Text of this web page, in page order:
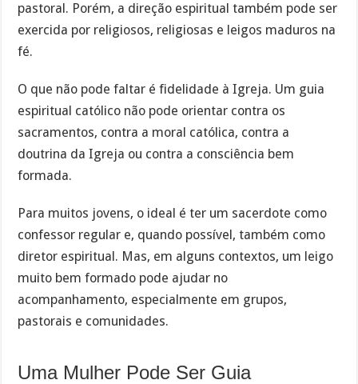
pastoral. Porém, a direção espiritual também pode ser
exercida por religiosos, religiosas e leigos maduros na
fé.
O que não pode faltar é fidelidade à Igreja. Um guia
espiritual católico não pode orientar contra os
sacramentos, contra a moral católica, contra a
doutrina da Igreja ou contra a consciência bem
formada.
Para muitos jovens, o ideal é ter um sacerdote como
confessor regular e, quando possível, também como
diretor espiritual. Mas, em alguns contextos, um leigo
muito bem formado pode ajudar no
acompanhamento, especialmente em grupos,
pastorais e comunidades.
Uma Mulher Pode Ser Guia